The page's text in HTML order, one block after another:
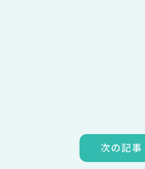
次の記事